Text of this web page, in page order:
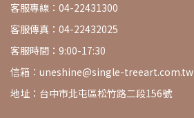
客服專線：04-22431300
客服傳真：04-22432025
客服時間：9:00-17:30
信箱：uneshine@single-treeart.com.tw
地址：台中市北屯區松竹路二段156號